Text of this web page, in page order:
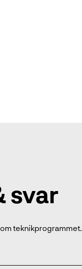
svar
teknikprogrammet.